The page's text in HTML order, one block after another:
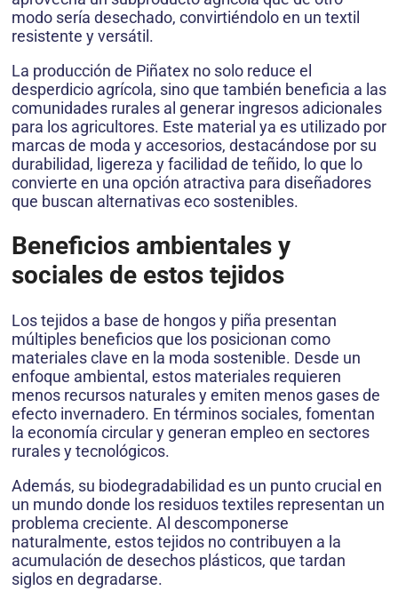
modo sería desechado, convirtiéndolo en un textil
resistente y versátil.
La producción de Piñatex no solo reduce el
desperdicio agrícola, sino que también beneficia a las
comunidades rurales al generar ingresos adicionales
para los agricultores. Este material ya es utilizado por
marcas de moda y accesorios, destacándose por su
durabilidad, ligereza y facilidad de teñido, lo que lo
convierte en una opción atractiva para diseñadores
que buscan alternativas eco sostenibles.
Beneficios ambientales y
sociales de estos tejidos
Los tejidos a base de hongos y piña presentan
múltiples beneficios que los posicionan como
materiales clave en la moda sostenible. Desde un
enfoque ambiental, estos materiales requieren
menos recursos naturales y emiten menos gases de
efecto invernadero. En términos sociales, fomentan
la economía circular y generan empleo en sectores
rurales y tecnológicos.
Además, su biodegradabilidad es un punto crucial en
un mundo donde los residuos textiles representan un
problema creciente. Al descomponerse
naturalmente, estos tejidos no contribuyen a la
acumulación de desechos plásticos, que tardan
siglos en degradarse.